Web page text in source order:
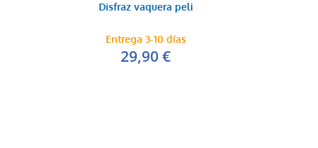
Disfraz vaquera peli
Entrega 3-10 días
29,90 €